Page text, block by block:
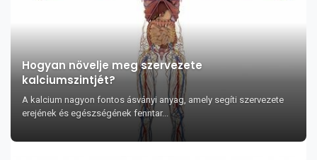
Hogyan növelje meg szervezete
kalciumszintjét?
A kalcium nagyon fontos ásványi anyag, amely segíti szervezete
erejének és egészségének fenntar...